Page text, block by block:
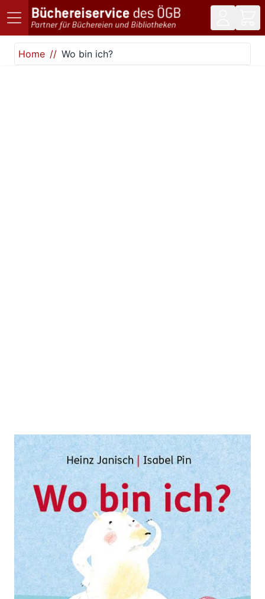
Direkt zum Inhalt
Home
Wo bin ich?
Wo bin ich?
Zur Wunschliste hinzufügen
Mehrsprachige Ausgabe auf Deutsch, Englisch,
Türkisch, Kroatisch-Bosnisch-Serbisch-
Montenegrinisch und Arabisch
Von Heinz Janisch